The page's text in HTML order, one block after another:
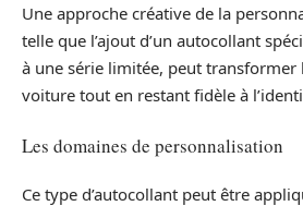
Une approche créative de la
telle que l’ajout d’un autocollant
à une série limitée, peut transformer
voiture tout en restant fidèle à
Les domaines de personnalisation
Ce type d’autocollant peut être